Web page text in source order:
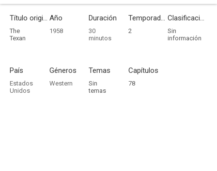
Título original
The
Texan
Año
1958
Duración
30
minutos
Temporadas
2
Clasificación por edades
Sin
información
País
Estados
Unidos
Géneros
Western
Temas
Sin
temas
Capítulos
78